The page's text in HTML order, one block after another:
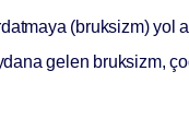
(bruksizm)
gelen bruksizm,